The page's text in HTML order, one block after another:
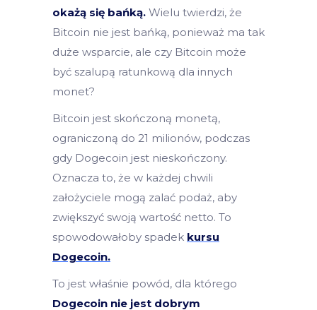
okażą się bańką. Wielu twierdzi, że
Bitcoin nie jest bańką, ponieważ ma tak
duże wsparcie, ale czy Bitcoin może
być szalupą ratunkową dla innych
monet?
Bitcoin jest skończoną monetą,
ograniczoną do 21 milionów, podczas
gdy Dogecoin jest nieskończony.
Oznacza to, że w każdej chwili
założyciele mogą zalać podaż, aby
zwiększyć swoją wartość netto. To
spowodowałoby spadek kursu
Dogecoin.
To jest właśnie powód, dla którego
Dogecoin nie jest dobrym